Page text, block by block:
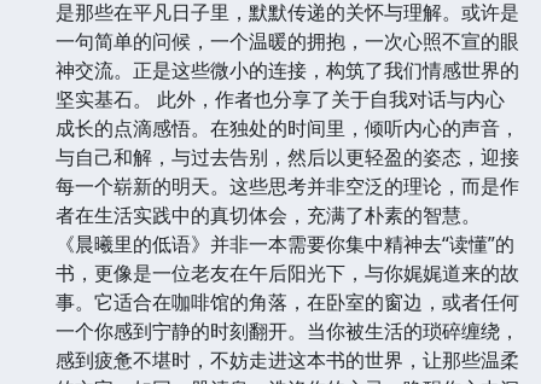
是那些在平凡日子里，默默传递的关怀与理解。或许是
一句简单的问候，一个温暖的拥抱，一次心照不宣的眼
神交流。正是这些微小的连接，构筑了我们情感世界的
坚实基石。 此外，作者也分享了关于自我对话与内心
成长的点滴感悟。在独处的时间里，倾听内心的声音，
与自己和解，与过去告别，然后以更轻盈的姿态，迎接
每一个崭新的明天。这些思考并非空泛的理论，而是作
者在生活实践中的真切体会，充满了朴素的智慧。
《晨曦里的低语》并非一本需要你集中精神去“读懂”的
书，更像是一位老友在午后阳光下，与你娓娓道来的故
事。它适合在咖啡馆的角落，在卧室的窗边，或者任何
一个你感到宁静的时刻翻开。当你被生活的琐碎缠绕，
感到疲惫不堪时，不妨走进这本书的世界，让那些温柔